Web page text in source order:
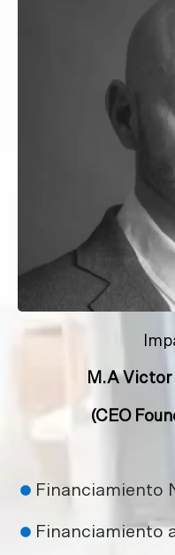
M.A Victor
(CEO
Financiamiento
Financiamiento